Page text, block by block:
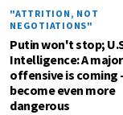
"ATTRITION, NOT
NEGOTIATIONS"
Putin won't stop;
Intelligence: A major
offensive is coming
become even more
dangerous